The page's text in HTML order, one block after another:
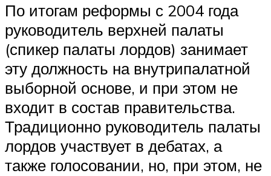
По итогам реформы с 2004 года
руководитель верхней палаты
(спикер палаты лордов) занимает
эту должность на внутрипалатной
выборной основе, и при этом не
входит в состав правительства.
Традиционно руководитель палаты
лордов участвует в дебатах, а
также голосовании, но, при этом, не